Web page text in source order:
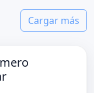
Cargar más